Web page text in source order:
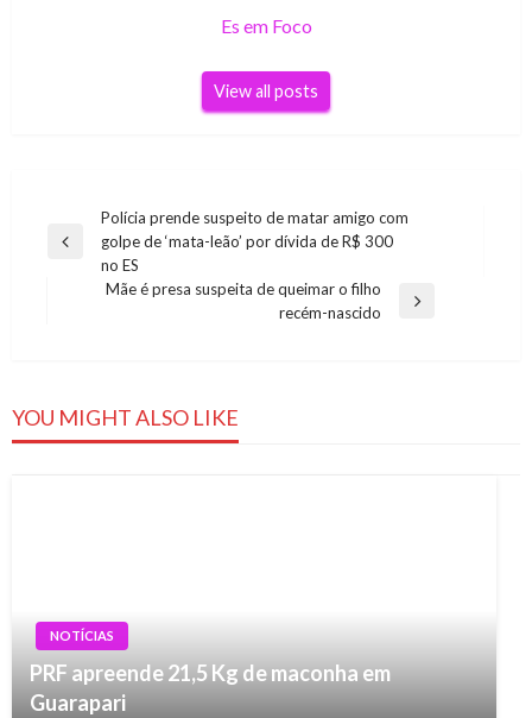
Es em Foco
View all posts
Navegação
de
Previous
Polícia prende suspeito de matar amigo com
golpe de ‘mata-leão’ por dívida de R$ 300
no ES
Mãe é presa suspeita de queimar o filho
recém-nascido
YOU MIGHT ALSO LIKE
NOTÍCIAS
PRF apreende 21,5 Kg de maconha em
Guarapari